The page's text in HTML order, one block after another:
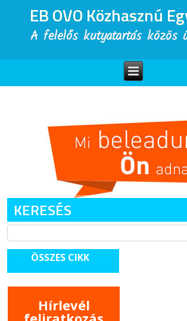
EB OVO Közhasznú
A felelős kutyatartás közös
KERESÉS
ÖSSZES CIKK
Hírlevél